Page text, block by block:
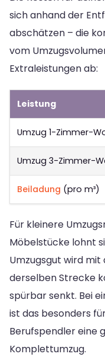
sich anhand der
abschätzen – die
vom
Extraleistungen ab:
Leistung
Umzug 1-Zimmer-
Umzug 3-Zimmer-
Beiladung (pro m³)
Für kleinere
Möbelstücke lohnt
Umzugsgut wird
derselben Strecke
spürbar senkt. Bei
ist das besonders
Berufspendler eine
Komplettumzug.